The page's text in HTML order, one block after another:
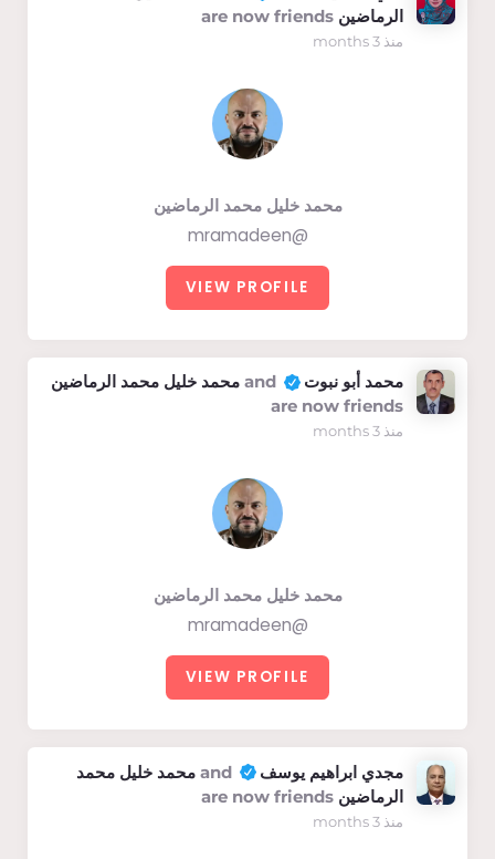
الرماضين are now friends
منذ 3 months
محمد خليل محمد الرماضين
@mramadeen
VIEW PROFILE
محمد أبو نبوت and
محمد خليل محمد الرماضين
are now friends
منذ 3 months
محمد خليل محمد الرماضين
@mramadeen
VIEW PROFILE
مجدي ابراهيم يوسف and
محمد خليل محمد
الرماضين are now friends
منذ 3 months